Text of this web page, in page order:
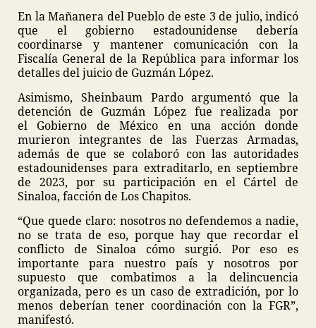
En la Mañanera del Pueblo de este 3 de julio, indicó
que el gobierno estadounidense debería
coordinarse y mantener comunicación con la
Fiscalía General de la República para informar los
detalles del juicio de Guzmán López.
Asimismo, Sheinbaum Pardo argumentó que la
detención de Guzmán López fue realizada por
el Gobierno de México en una acción donde
murieron integrantes de las Fuerzas Armadas,
además de que se colaboró con las autoridades
estadounidenses para extraditarlo, en septiembre
de 2023, por su participación en el Cártel de
Sinaloa, facción de Los Chapitos.
“Que quede claro: nosotros no defendemos a nadie,
no se trata de eso, porque hay que recordar el
conflicto de Sinaloa cómo surgió. Por eso es
importante para nuestro país y nosotros por
supuesto que combatimos a la delincuencia
organizada, pero es un caso de extradición, por lo
menos deberían tener coordinación con la FGR”,
manifestó.